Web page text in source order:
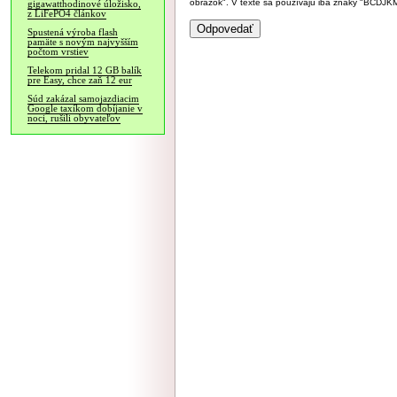
gigawatthodinové úložisko,
z LiFePO4 článkov
Spustená výroba flash
pamäte s novým najvyšším
počtom vrstiev
Telekom pridal 12 GB balík
pre Easy, chce zaň 12 eur
Súd zakázal samojazdiacim
Google taxíkom dobíjanie v
noci, rušili obyvateľov
obrázok". V texte sa používajú iba znaky